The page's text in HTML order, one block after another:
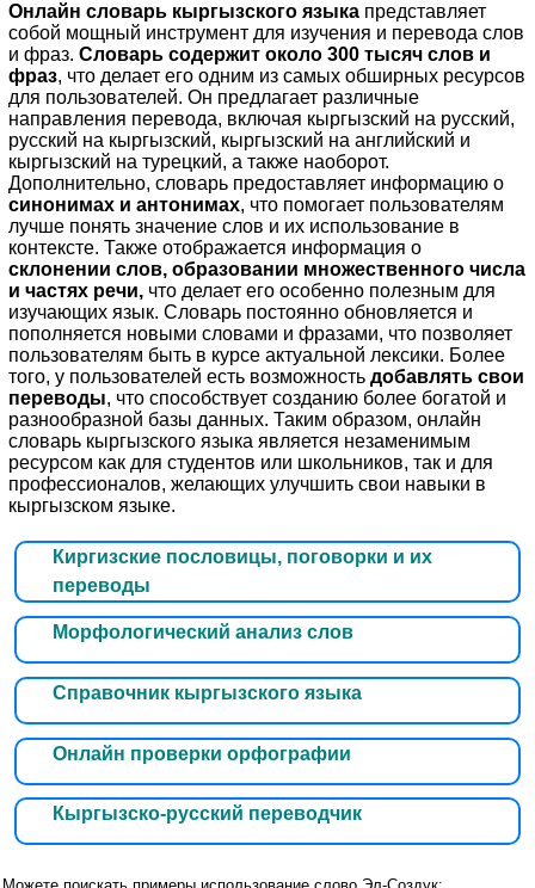
Онлайн словарь кыргызского языка представляет
собой мощный инструмент для изучения и перевода слов
и фраз. Словарь содержит около 300 тысяч слов и
фраз, что делает его одним из самых обширных ресурсов
для пользователей. Он предлагает различные
направления перевода, включая кыргызский на русский,
русский на кыргызский, кыргызский на английский и
кыргызский на турецкий, а также наоборот.
Дополнительно, словарь предоставляет информацию о
синонимах и антонимах, что помогает пользователям
лучше понять значение слов и их использование в
контексте. Также отображается информация о
склонении слов, образовании множественного числа
и частях речи, что делает его особенно полезным для
изучающих язык. Словарь постоянно обновляется и
пополняется новыми словами и фразами, что позволяет
пользователям быть в курсе актуальной лексики. Более
того, у пользователей есть возможность добавлять свои
переводы, что способствует созданию более богатой и
разнообразной базы данных. Таким образом, онлайн
словарь кыргызского языка является незаменимым
ресурсом как для студентов или школьников, так и для
профессионалов, желающих улучшить свои навыки в
кыргызском языке.
Киргизские пословицы, поговорки и их
переводы
Морфологический анализ слов
Справочник кыргызского языка
Онлайн проверки орфографии
Кыргызско-русский переводчик